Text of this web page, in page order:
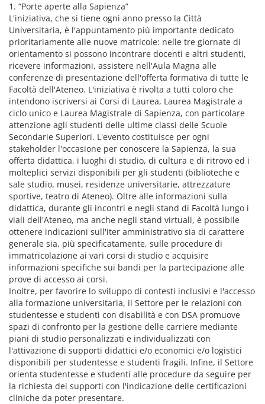
1. “Porte aperte alla Sapienza”
L'iniziativa, che si tiene ogni anno presso la Città
Universitaria, è l'appuntamento più importante dedicato
prioritariamente alle nuove matricole: nelle tre giornate di
orientamento si possono incontrare docenti e altri studenti,
ricevere informazioni, assistere nell'Aula Magna alle
conferenze di presentazione dell'offerta formativa di tutte le
Facoltà dell'Ateneo. L'iniziativa è rivolta a tutti coloro che
intendono iscriversi ai Corsi di Laurea, Laurea Magistrale a
ciclo unico e Laurea Magistrale di Sapienza, con particolare
attenzione agli studenti delle ultime classi delle Scuole
Secondarie Superiori. L'evento costituisce per ogni
stakeholder l'occasione per conoscere la Sapienza, la sua
offerta didattica, i luoghi di studio, di cultura e di ritrovo ed i
molteplici servizi disponibili per gli studenti (biblioteche e
sale studio, musei, residenze universitarie, attrezzature
sportive, teatro di Ateneo). Oltre alle informazioni sulla
didattica, durante gli incontri e negli stand di Facoltà lungo i
viali dell'Ateneo, ma anche negli stand virtuali, è possibile
ottenere indicazioni sull'iter amministrativo sia di carattere
generale sia, più specificatamente, sulle procedure di
immatricolazione ai vari corsi di studio e acquisire
informazioni specifiche sui bandi per la partecipazione alle
prove di accesso ai corsi.
Inoltre, per favorire lo sviluppo di contesti inclusivi e l'accesso
alla formazione universitaria, il Settore per le relazioni con
studentesse e studenti con disabilità e con DSA promuove
spazi di confronto per la gestione delle carriere mediante
piani di studio personalizzati e individualizzati con
l'attivazione di supporti didattici e/o economici e/o logistici
disponibili per studentesse e studenti fragili. Infine, il Settore
orienta studentesse e studenti alle procedure da seguire per
la richiesta dei supporti con l'indicazione delle certificazioni
cliniche da poter presentare.